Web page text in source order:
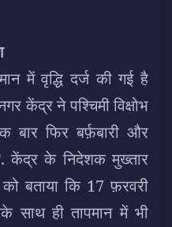
में वृद्धि दर्ज की गई है
केंद्र ने पश्चिमी विक्षोभ
फिर बर्फ़बारी और
केंद्र के निदेशक मुख्तार
को बताया कि 17 फ़रवरी
साथ ही तापमान में भी